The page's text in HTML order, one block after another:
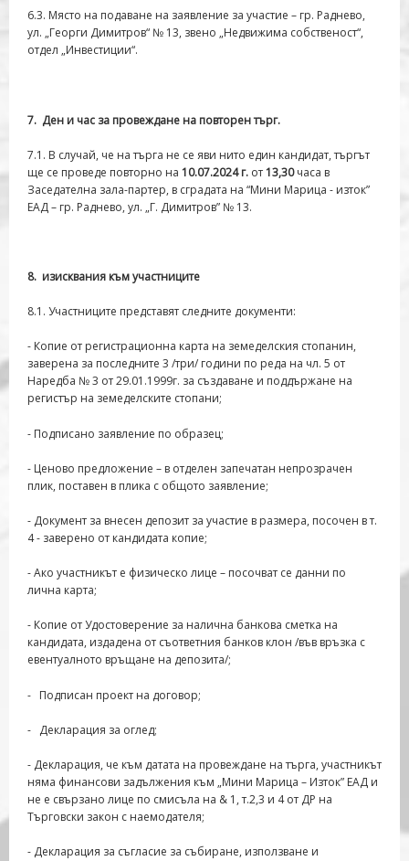
6.3. Място на подаване на заявление за участие – гр. Раднево,
ул. „Георги Димитров“ № 13, звено „Недвижима собственост“,
отдел „Инвестиции“.
7. Ден и час за провеждане на повторен търг.
7.1. В случай, че на търга не се яви нито един кандидат, търгът
ще се проведе повторно на 10.07.2024 г. от13,30часа в
Заседателна зала-партер, в сградата на “Мини Марица - изток”
ЕАД – гр. Раднево, ул. „Г. Димитров” № 13.
8. изисквания към участниците
8.1. Участниците представят следните документи:
- Копие от регистрационна карта на земеделския стопанин,
заверена за последните 3 /три/ години по реда на чл. 5 от
Наредба № 3 от 29.01.1999г. за създаване и поддържане на
регистър на земеделските стопани;
- Подписано заявление по образец;
- Ценово предложение – в отделен запечатан непрозрачен
плик, поставен в плика с общото заявление;
- Документ за внесен депозит за участие в размера, посочен в т.
4 - заверено от кандидата копие;
- Ако участникът е физическо лице – посочват се данни по
лична карта;
- Копие от Удостоверение за налична банкова сметка на
кандидата, издадена от съответния банков клон /във връзка с
евентуалното връщане на депозита/;
- Подписан проект на договор;
- Декларация за оглед;
- Декларация, че към датата на провеждане на търга, участникът
няма финансови задължения към „Мини Марица – Изток” ЕАД и
не е свързано лице по смисъла на & 1, т.2,3 и 4 от ДР на
Търговски закон с наемодателя;
- Декларация за съгласие за събиране, използване и